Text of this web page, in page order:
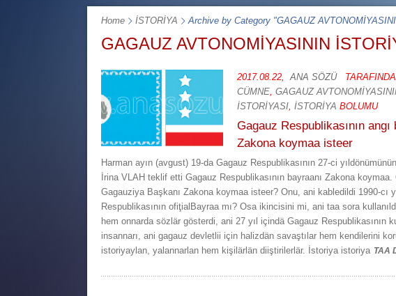
Home İSTORİYA Archive by Category "GAGAUZ
GAGAUZ AVTONOMİYASININ
2017.08.22, ANA SÖZÜ
CÜMNE, GAGAUZ
İSTORİYASI, İSTORİYA BOLUMU
Gagauz Respublikasının
Zakona koymaa isteer
Harman ayın (avgust) 19-da Gagauz Respublikasının 27-ci
İrina VLAH teklif etti Gagauz Respublikasının bayraanı Zakona koymaa.
Gagauziya Başkanı Zakona koymaa isteer? Onu, ani kabledildi 1990-cı
Respublikasının ofiţialBayraa mı? Osa ikincisini mi, ani taa sora
hem onnarda sözlär gösterdi, ani 27 yıl içindä Gagauz Respublikasının
insannarı, ani gagauz devletlii için halizdän savaştılar hem kendilerini
istoriyaylan, yalannarlan hem kişilärlän diiştirilerlär. İstoriya istoriya TAA